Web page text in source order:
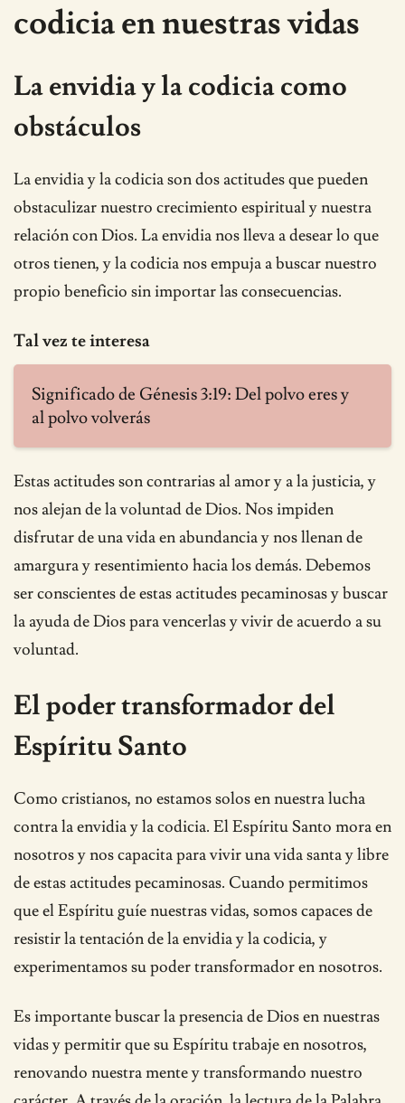
codicia en nuestras vidas
La envidia y la codicia como
obstáculos
La envidia y la codicia son dos actitudes que pueden
obstaculizar nuestro crecimiento espiritual y nuestra
relación con Dios. La envidia nos lleva a desear lo que
otros tienen, y la codicia nos empuja a buscar nuestro
propio beneficio sin importar las consecuencias.
Tal vez te interesa
Significado de Génesis 3:19: Del polvo eres y
al polvo volverás
Estas actitudes son contrarias al amor y a la justicia, y
nos alejan de la voluntad de Dios. Nos impiden
disfrutar de una vida en abundancia y nos llenan de
amargura y resentimiento hacia los demás. Debemos
ser conscientes de estas actitudes pecaminosas y buscar
la ayuda de Dios para vencerlas y vivir de acuerdo a su
voluntad.
El poder transformador del
Espíritu Santo
Como cristianos, no estamos solos en nuestra lucha
contra la envidia y la codicia. El Espíritu Santo mora en
nosotros y nos capacita para vivir una vida santa y libre
de estas actitudes pecaminosas. Cuando permitimos
que el Espíritu guíe nuestras vidas, somos capaces de
resistir la tentación de la envidia y la codicia, y
experimentamos su poder transformador en nosotros.
Es importante buscar la presencia de Dios en nuestras
vidas y permitir que su Espíritu trabaje en nosotros,
renovando nuestra mente y transformando nuestro